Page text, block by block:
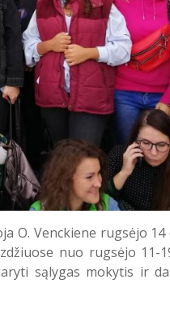
O. Venckiene rugsėjo 14
nuo rugsėjo 11-
sąlygas mokytis ir